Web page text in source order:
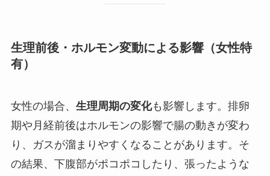
生理前後・ホルモン変動による影響（女性特
有）
女性の場合、 生理周期の変化も影響します。排卵
期や月経前後はホルモンの影響で腸の動きが変わ
り、ガスが溜まりやすくなることがあります。そ
の結果、下腹部がポコポコしたり、張ったような